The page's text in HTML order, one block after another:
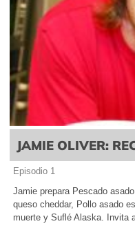
JAMIE OLIVER:
Episodio 1
Jamie prepara Pescado
queso cheddar, Pollo asado
muerte y Suflé Alaska. Invita